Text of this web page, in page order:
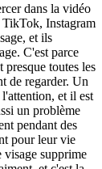
dans la vidéo
TikTok, Instagram
et ils
C'est parce
presque toutes les
de regarder. Un
et il est
un problème
pendant des
pour leur vie
visage supprime